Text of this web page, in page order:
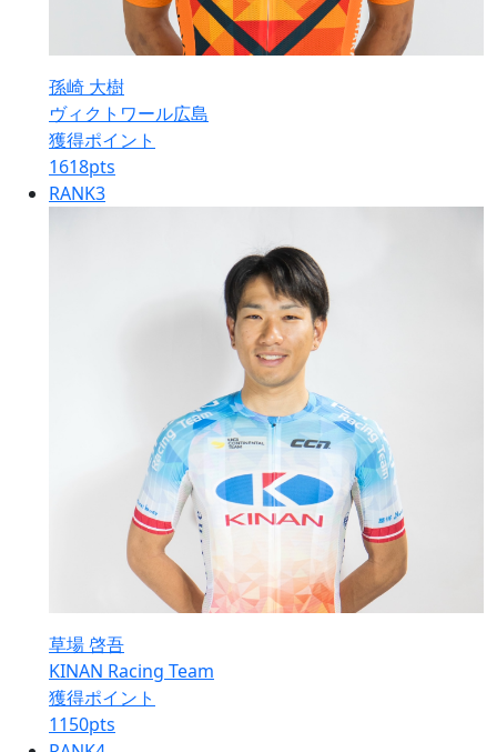
孫崎 大樹
ヴィクトワール広島
獲得ポイント
1618pts
RANK3
草場 啓吾
KINAN Racing Team
獲得ポイント
1150pts